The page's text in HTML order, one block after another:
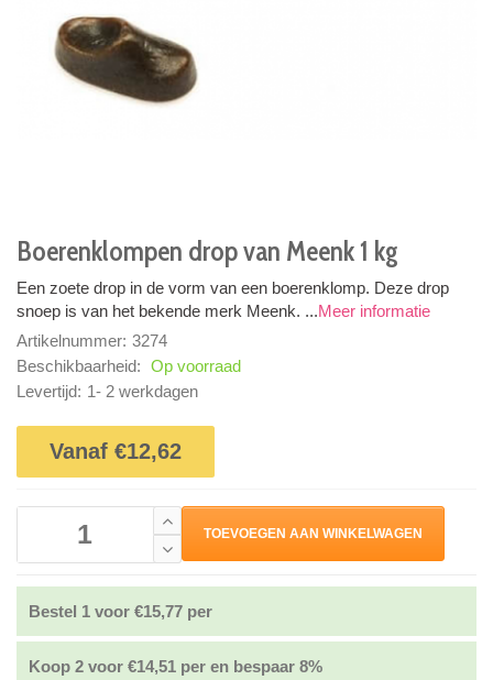
Boerenklompen drop van Meenk 1 kg
Een zoete drop in de vorm van een boerenklomp. Deze drop
snoep is van het bekende merk Meenk. ...Meer informatie
Artikelnummer: 3274
Beschikbaarheid: Op voorraad
Levertijd: 1- 2 werkdagen
Vanaf €12,62
TOEVOEGEN AAN WINKELWAGEN
Bestel 1 voor €15,77 per
Koop 2 voor €14,51 per en bespaar 8%